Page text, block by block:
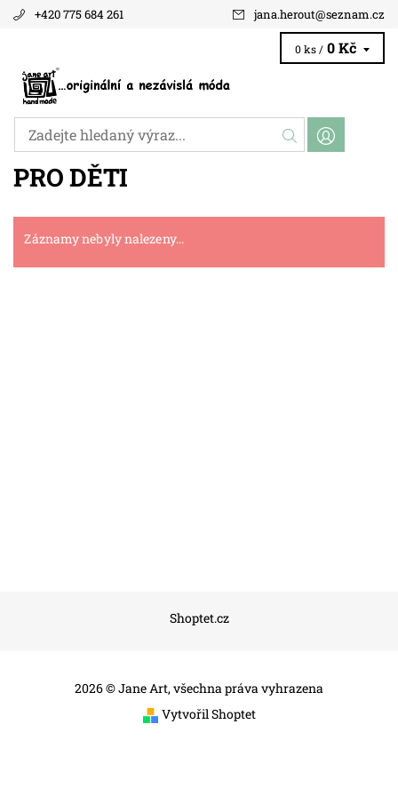
+420 775 684 261 jana.herout@seznam.cz
0 ks / 0 Kč
PRO DĚTI
Záznamy nebyly nalezeny...
Shoptet.cz
2026 © Jane Art, všechna práva vyhrazena
Vytvořil Shoptet